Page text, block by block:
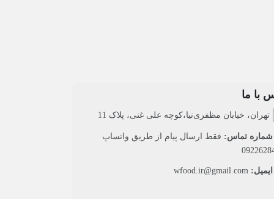
با ما
تهران، خیابان مظفری‌نیا،کوچه علی غنی، پلاک 11
شماره تماس: فقط ارسال پیام از طریق واتساپ
ایمیل: wfood.ir@gmail.com